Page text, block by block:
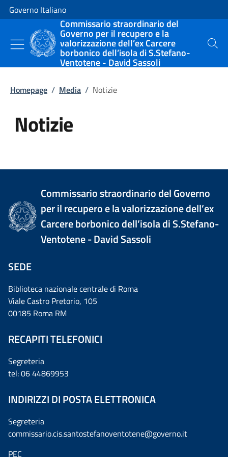
Vai al contenuto
Vai alla navigazione del sito
Governo Italiano
Commissario straordinario del
Governo per il recupero e la
valorizzazione dell’ex Carcere
borbonico dell’isola di S.Stefano-
Ventotene - David Sassoli
Cerca
Homepage / Media / Notizie
Notizie
Tutti i contenuti della pagina
Commissario straordinario del Governo
per il recupero e la valorizzazione dell’ex
Carcere borbonico dell’isola di S.Stefano-
Ventotene - David Sassoli
SEDE
Biblioteca nazionale centrale di Roma
Viale Castro Pretorio, 105
00185 Roma RM
RECAPITI TELEFONICI
Segreteria
tel: 06 44869953
INDIRIZZI DI POSTA ELETTRONICA
Segreteria
commissario.cis.santostefanoventotene@governo.it
PEC